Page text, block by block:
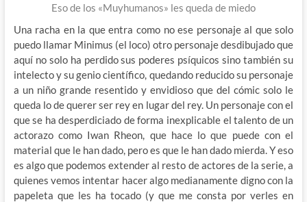
Eso de los «Muyhumanos» les queda de miedo
Una racha en la que entra como no ese personaje al que solo
puedo llamar Minimus (el loco) otro personaje desdibujado que
aquí no solo ha perdido sus poderes psíquicos sino también su
intelecto y su genio científico, quedando reducido su personaje
a un niño grande resentido y envidioso que del cómic solo le
queda lo de querer ser rey en lugar del rey. Un personaje con el
que se ha desperdiciado de forma inexplicable el talento de un
actorazo como Iwan Rheon, que hace lo que puede con el
material que le han dado, pero es que le han dado mierda. Y eso
es algo que podemos extender al resto de actores de la serie, a
quienes vemos intentar hacer algo medianamente digno con la
papeleta que les ha tocado (y que me consta por verles en